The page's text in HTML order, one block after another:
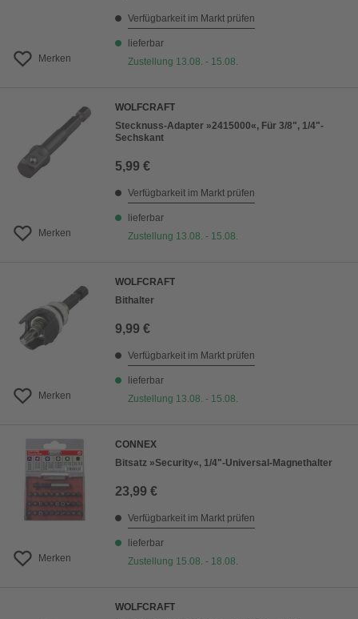
Merken
Verfügbarkeit im Markt prüfen
lieferbar
Zustellung 13.08. - 15.08.
Merken
WOLFCRAFT
Stecknuss-Adapter »2415000«, Für 3/8", 1/4"-
Sechskant
5,99 €
Verfügbarkeit im Markt prüfen
lieferbar
Zustellung 13.08. - 15.08.
Merken
WOLFCRAFT
Bithalter
9,99 €
Verfügbarkeit im Markt prüfen
lieferbar
Zustellung 13.08. - 15.08.
Merken
CONNEX
Bitsatz »Security«, 1/4"-Universal-Magnethalter
23,99 €
Verfügbarkeit im Markt prüfen
lieferbar
Zustellung 15.08. - 18.08.
WOLFCRAFT